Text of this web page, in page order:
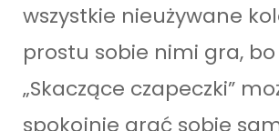
wszystkie nieużywane
prostu sobie nimi gra,
„Skaczące czapeczki”
spokojnie grać sobie